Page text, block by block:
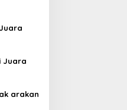
Juara
arakan